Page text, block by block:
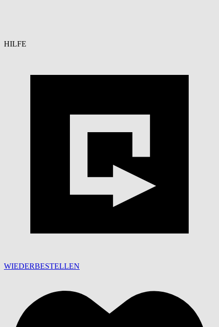
HILFE
WIEDERBESTELLEN